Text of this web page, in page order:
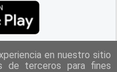
CIMAen nuestro sitio
de terceros para fines